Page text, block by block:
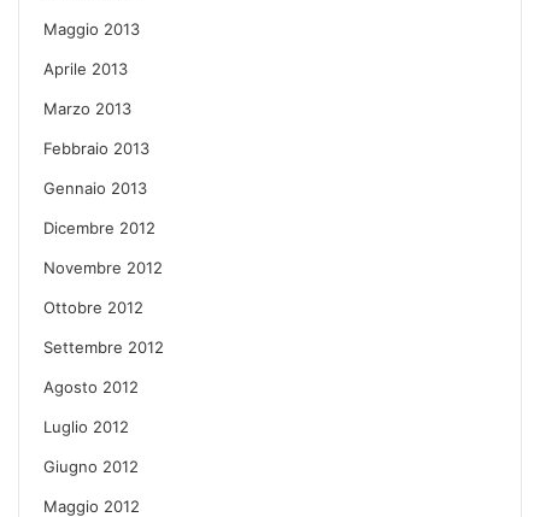
Maggio 2013
Aprile 2013
Marzo 2013
Febbraio 2013
Gennaio 2013
Dicembre 2012
Novembre 2012
Ottobre 2012
Settembre 2012
Agosto 2012
Luglio 2012
Giugno 2012
Maggio 2012